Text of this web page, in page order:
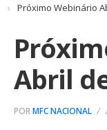
Próximo Webinário
Abril
PORMFC NACIONAL